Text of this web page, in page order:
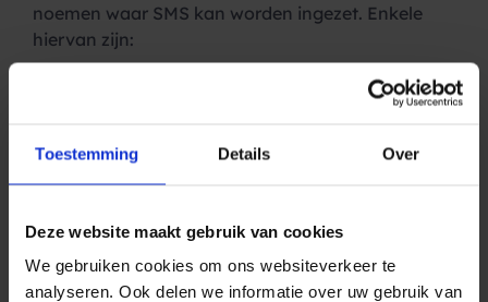
Toestemming Details Over
Deze website maakt gebruik van cookies
We gebruiken cookies om ons websiteverkeer te
analyseren. Ook delen we informatie over uw gebruik van
noemen waar SMS kan worden ingezet. Enkele
hiervan zijn:
Bevestiging van de boeking, inclusief details
SMS met informatie hoe het hotel bereikt kan
worden. Hierbij valt te denken aan informatie
mogelijkheid tot het reserveren van een taxi.
Een SMS op de dag voor aankomst met
hierin een overzicht van de boeking.